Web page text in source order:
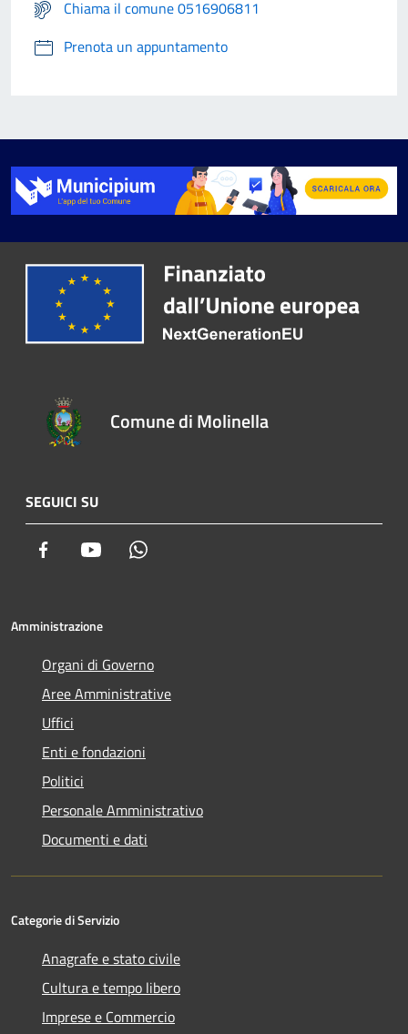
Chiama il comune 0516906811
Prenota un appuntamento
Comune di Molinella
SEGUICI SU
Facebook Youtube
Amministrazione
Organi di Governo
Aree Amministrative
Uffici
Enti e fondazioni
Politici
Personale Amministrativo
Documenti e dati
Categorie di Servizio
Anagrafe e stato civile
Cultura e tempo libero
Imprese e Commercio